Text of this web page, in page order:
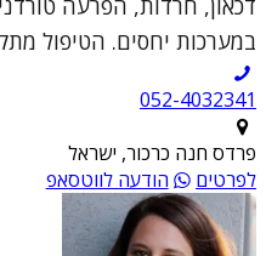
במערכות יחסים. הטיפול
052-4032341
פרדס חנה כרכור, ישראל
לפרטים
הודעה לווטסאפ